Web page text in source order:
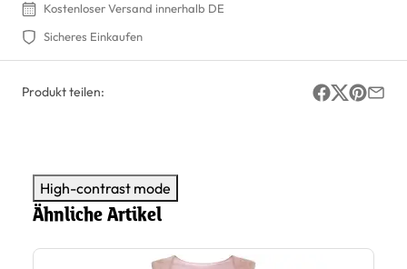
Kostenloser Versand innerhalb DE
Sicheres Einkaufen
Produkt teilen:
High-contrast mode
Ähnliche Artikel